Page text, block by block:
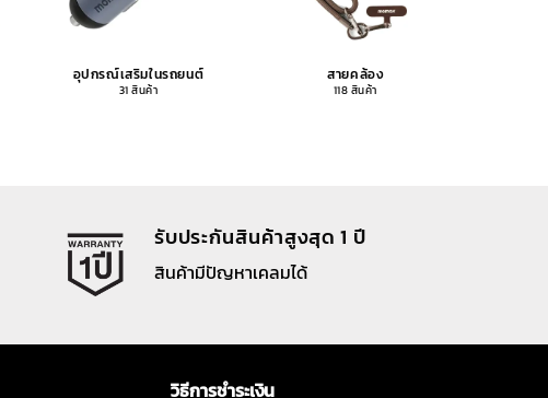
อุปกรณ์เสริมในรถยนต์
31 สินค้า
สายคล้อง
118 สินค้า
รับประกันสินค้าสูงสุด 1 ปี
สินค้ามีปัญหาเคลมได้
วิธีการชำระเงิน